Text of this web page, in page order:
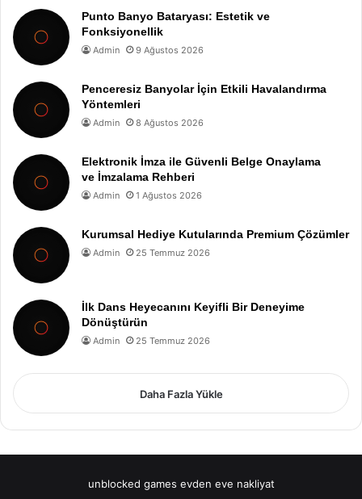
Punto Banyo Bataryası: Estetik ve
Fonksiyonellik
Admin 9 Ağustos 2026
Penceresiz Banyolar İçin Etkili Havalandırma
Yöntemleri
Admin 8 Ağustos 2026
Elektronik İmza ile Güvenli Belge Onaylama
ve İmzalama Rehberi
Admin 1 Ağustos 2026
Kurumsal Hediye Kutularında Premium Çözümler
Admin 25 Temmuz 2026
İlk Dans Heyecanını Keyifli Bir Deneyime
Dönüştürün
Admin 25 Temmuz 2026
Daha Fazla Yükle
unblocked games evden eve nakliyat